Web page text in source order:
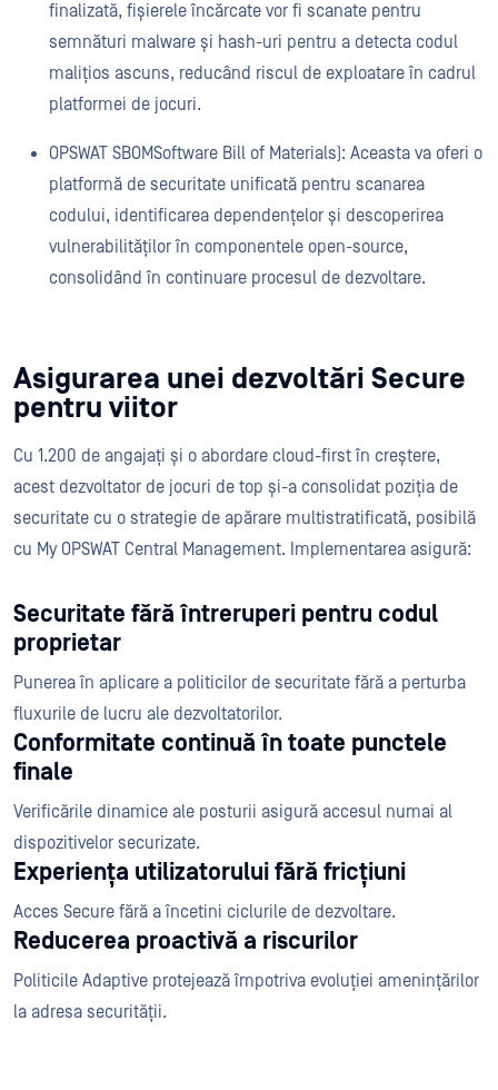
finalizată, fișierele încărcate vor fi scanate pentru
semnături malware și hash-uri pentru a detecta codul
malițios ascuns, reducând riscul de exploatare în cadrul
platformei de jocuri.
OPSWAT SBOMSoftware Bill of Materials): Aceasta va oferi o
platformă de securitate unificată pentru scanarea
codului, identificarea dependențelor și descoperirea
vulnerabilităților în componentele open-source,
consolidând în continuare procesul de dezvoltare.
Asigurarea unei dezvoltări Secure
pentru viitor
Cu 1.200 de angajați și o abordare cloud-first în creștere,
acest dezvoltator de jocuri de top și-a consolidat poziția de
securitate cu o strategie de apărare multistratificată, posibilă
cu My OPSWAT Central Management. Implementarea asigură:
Securitate fără întreruperi pentru codul
proprietar
Punerea în aplicare a politicilor de securitate fără a perturba
fluxurile de lucru ale dezvoltatorilor.
Conformitate continuă în toate punctele
finale
Verificările dinamice ale posturii asigură accesul numai al
dispozitivelor securizate.
Experiența utilizatorului fără fricțiuni
Acces Secure fără a încetini ciclurile de dezvoltare.
Reducerea proactivă a riscurilor
Politicile Adaptive protejează împotriva evoluției amenințărilor
la adresa securității.